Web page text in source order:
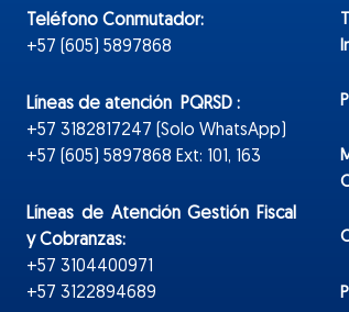
Teléfono Conmutador:
+57 (605) 5897868
Líneas de atención PQRSD :
+57 3182817247 (Solo WhatsApp)
+57 (605) 5897868 Ext: 101, 163
Líneas de Atención Gestión Fiscal
y Cobranzas:
+57 3104400971
+57 3122894689